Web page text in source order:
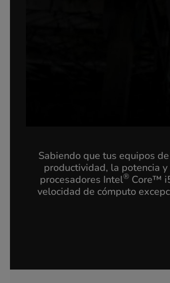
Sabiendo que tus equipos
productividad, la potencia
procesadores Intel® Core™
velocidad de cómputo